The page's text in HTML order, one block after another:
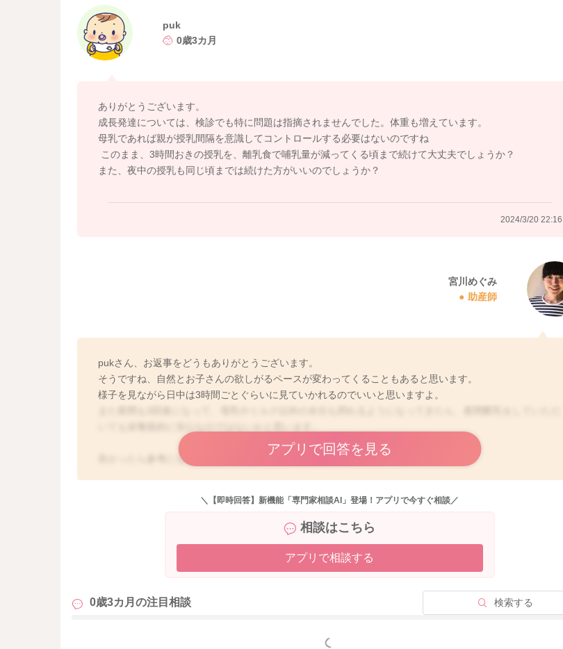
母乳の場合は、よりお子さん主導になります。お子さんのペースで哺乳量が決まるように思います。
なので上記にあえて当てはめる必要はないかと思いますよ。
今の娘さんの授乳のペースで順調に成長発達が見られているようでしたら、問題はないと思います。
また書いてくださったように、授乳回数が減ることで、哺乳量は減ってしまうことにもなります。
そうなると体重の増えにも影響が出るようになります。
なのでもう少しこのまま今のペースで続けられるのはどうかなと思いました。
日中のペースも今のまま、眠くてぐずっているような時にもあげていただくのでいいと思いますよ。
2024/3/20 22:08
puk
0歳3カ月
ありがとうございます。
成長発達については、検診でも特に問題は指摘されませんでした。体重も増えています。
母乳であれば親が授乳間隔を意識してコントロールする必要はないのですね
このまま、3時間おきの授乳を、離乳食で哺乳量が減ってくる頃まで続けて大丈夫でしょうか？
また、夜中の授乳も同じ頃までは続けた方がいいのでしょうか？
2024/3/20 22:16
宮川めぐみ
助産師
pukさん、お返事をどうもありがとうございます。
そうですね、自然とお子さんの欲しがるペースが変わってくることもあると思います。
様子を見ながら日中は3時間ごとぐらいに見ていかれるのでいいと思いますよ。
良かったら参考になさってみてください。
アプリで回答を見る
＼【即時回答】新機能「専門家相談AI」登場！アプリで今すぐ相談／
相談はこちら
アプリで相談する
0歳3カ月の注目相談 検索する
もっと見る